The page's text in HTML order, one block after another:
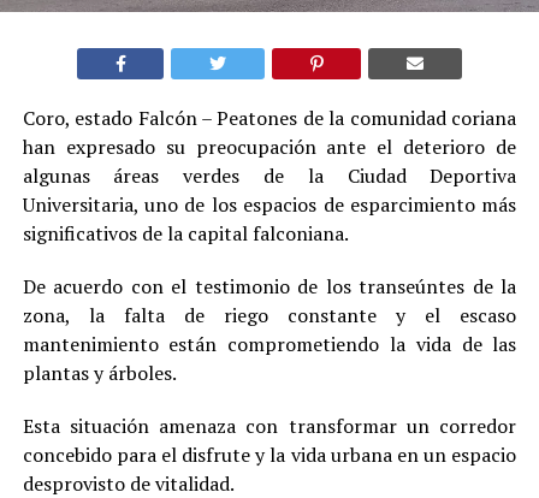
Coro, estado Falcón – Peatones de la comunidad coriana
han expresado su preocupación ante el deterioro de
algunas áreas verdes de la Ciudad Deportiva
Universitaria, uno de los espacios de esparcimiento más
significativos de la capital falconiana.
De acuerdo con el testimonio de los transeúntes de la
zona, la falta de riego constante y el escaso
mantenimiento están comprometiendo la vida de las
plantas y árboles.
Esta situación amenaza con transformar un corredor
concebido para el disfrute y la vida urbana en un espacio
desprovisto de vitalidad.